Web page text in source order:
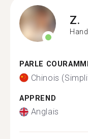
Z.
PARLE
Chinois
APPREND
Anglais